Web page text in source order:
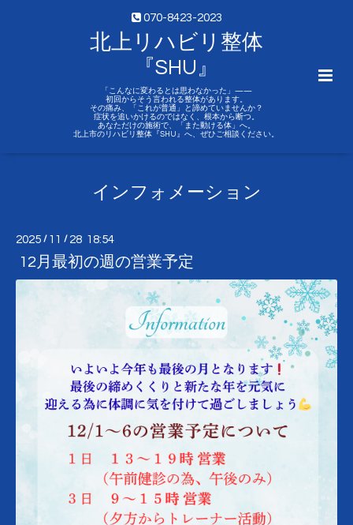
070-8423-2023
北上リハビリ整体
『SHU』
「こんなに変わるとは思わなかった」——
初回からそう言われる整体があります。
その痛み、「これが普通」と諦めていませんか？
症状を追いかけるのではなく、根本から断つ。
あなただけの施術で、「また動ける体」へ。
北上市のリハビリ整体『SHU』へ、ぜひご相談ください。
インフォメーション
2025 / 11 / 28 18:54
12月最初の週の営業予定